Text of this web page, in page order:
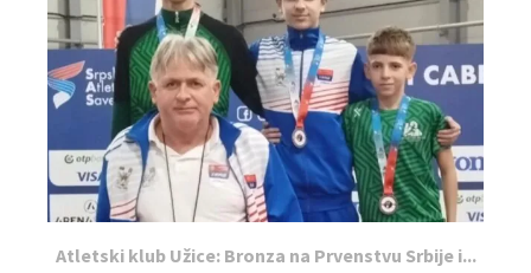
Atletski klub Užice: Bronza na Prvenstvu Srbije i...